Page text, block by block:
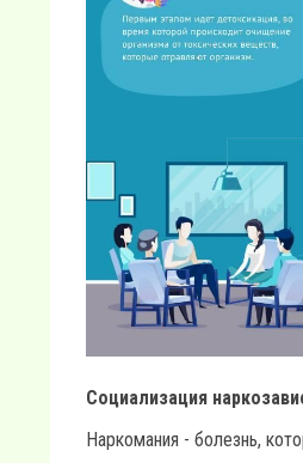
Социализация
Наркомания - болезнь,